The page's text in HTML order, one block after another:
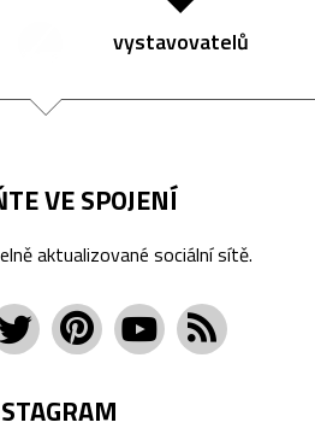
vystavovatelů
VE SPOJENÍ
aktualizované sociální sítě.